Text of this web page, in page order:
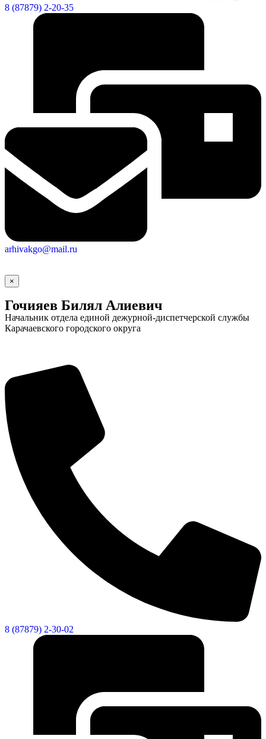
8 (87879) 2-20-35
arhivakgo@mail.ru
×
Гочияев Билял Алиевич
Начальник отдела единой дежурной-диспетчерской службы
Карачаевского городского округа
8 (87879) 2-30-02